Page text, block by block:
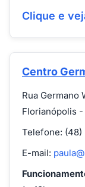
Clique e
Centro
Rua Germano
Florianópolis -
Telefone: (48)
E-mail: